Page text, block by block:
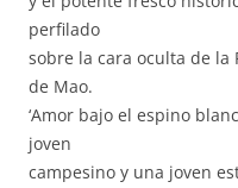
perfilado
sobre la cara oculta de la
de Mao.
‘Amor bajo el espino
joven
campesino y una joven